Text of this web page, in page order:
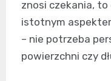
znosi czekania, to
istotnym
– nie potrzeba
powierzchni czy